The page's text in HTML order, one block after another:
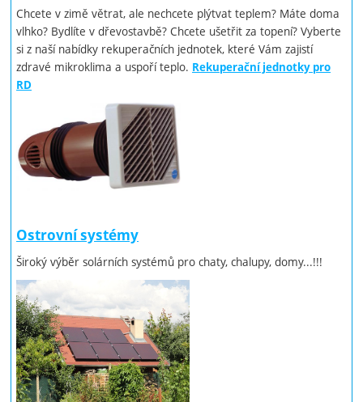
Chcete v zimě větrat, ale nechcete plýtvat teplem? Máte doma
vlhko? Bydlíte v dřevostavbě? Chcete ušetřit za topení? Vyberte
si z naší nabídky rekuperačních jednotek, které Vám zajistí
zdravé mikroklima a uspoří teplo. Rekuperační jednotky pro
RD
Ostrovní systémy
Široký výběr solárních systémů pro chaty, chalupy, domy...!!!